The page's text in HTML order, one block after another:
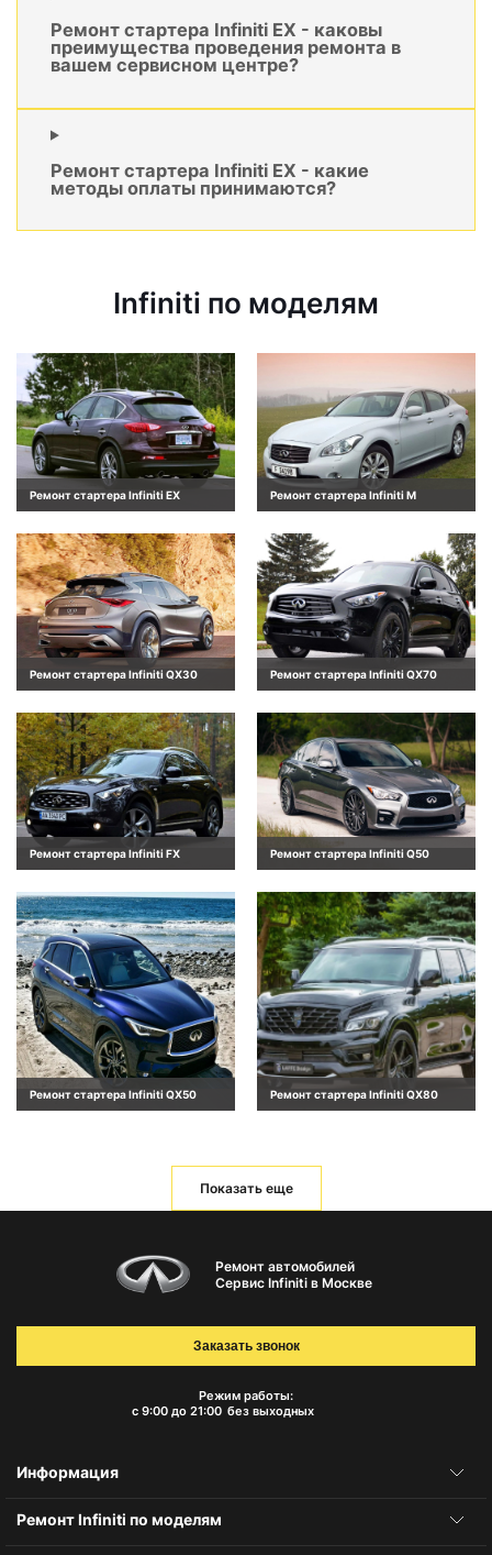
Ремонт стартера Infiniti EX - каковы
преимущества проведения ремонта в
вашем сервисном центре?
Ремонт стартера Infiniti EX - какие
методы оплаты принимаются?
Infiniti по моделям
Ремонт стартера Infiniti EX Ремонт стартера Infiniti M
Ремонт стартера Infiniti QX30 Ремонт стартера Infiniti QX70
Ремонт стартера Infiniti FX Ремонт стартера Infiniti Q50
Ремонт стартера Infiniti QX50 Ремонт стартера Infiniti QX80
Показать еще
Ремонт автомобилей
Сервис Infiniti в Москве
Режим работы:
с 9:00 до 21:00 без выходных
Заказать звонок
Информация
Ремонт Infiniti по моделям